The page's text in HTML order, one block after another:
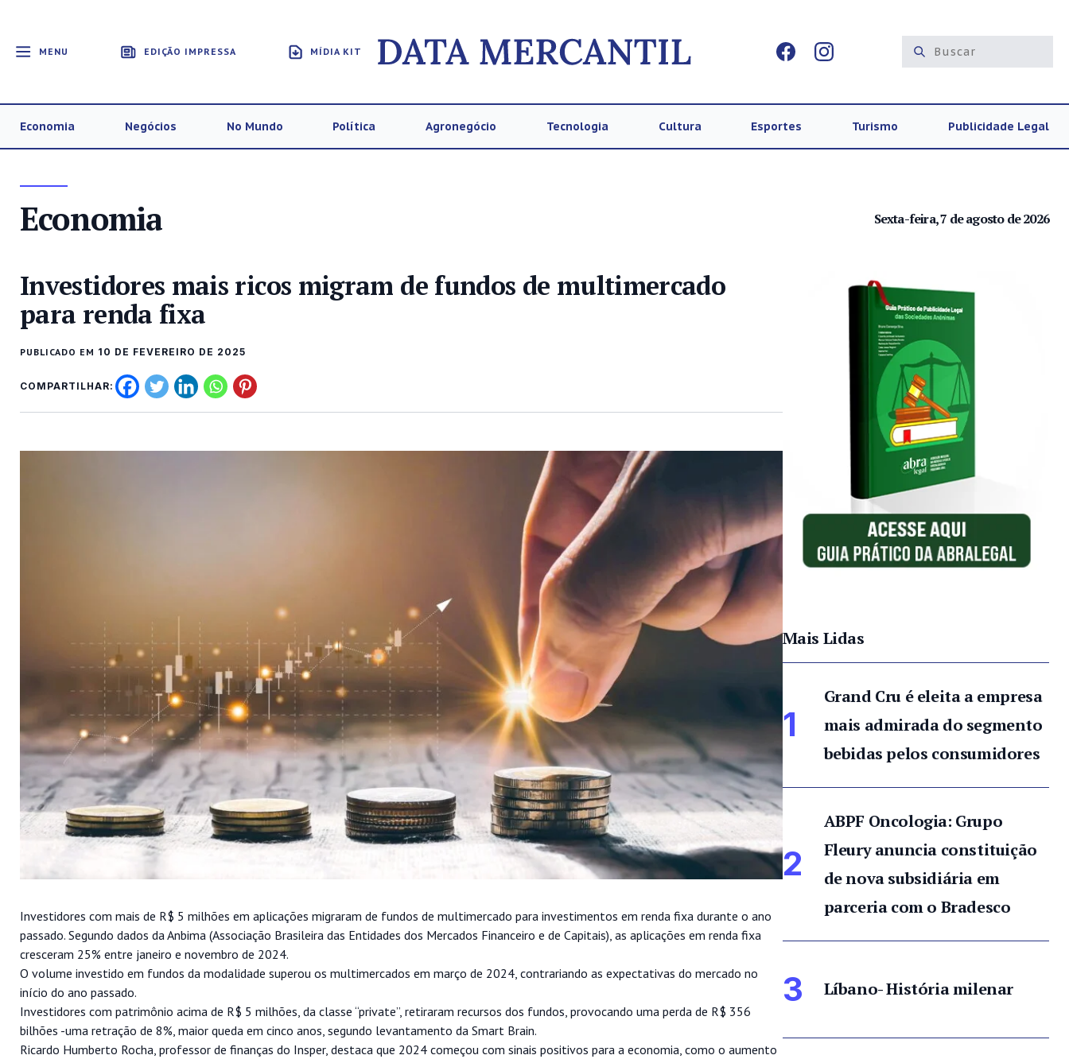
MENU EDIÇÃO IMPRESSA MÍDIA KIT
Economia Negócios No Mundo Política Agronegócio Tecnologia Cultura Esportes Turismo Publicidade Legal
Economia Sexta-feira, 7 de agosto de 2026
Investidores mais ricos migram de fundos de multimercado
para renda fixa
PUBLICADO EM 10 DE FEVEREIRO DE 2025
COMPARTILHAR:
Investidores com mais de R$ 5 milhões em aplicações migraram de fundos de multimercado para investimentos em renda fixa durante o ano
passado. Segundo dados da Anbima (Associação Brasileira das Entidades dos Mercados Financeiro e de Capitais), as aplicações em renda fixa
cresceram 25% entre janeiro e novembro de 2024.
O volume investido em fundos da modalidade superou os multimercados em março de 2024, contrariando as expectativas do mercado no
início do ano passado.
Investidores com patrimônio acima de R$ 5 milhões, da classe “private”, retiraram recursos dos fundos, provocando uma perda de R$ 356
bilhões -uma retração de 8%, maior queda em cinco anos, segundo levantamento da Smart Brain.
Ricardo Humberto Rocha, professor de finanças do Insper, destaca que 2024 começou com sinais positivos para a economia, como o aumento
Mais Lidas
1
Grand Cru é eleita a empresa
mais admirada do segmento
bebidas pelos consumidores
2
ABPF Oncologia: Grupo
Fleury anuncia constituição
de nova subsidiária em
parceria com o Bradesco
3 Líbano- História milenar